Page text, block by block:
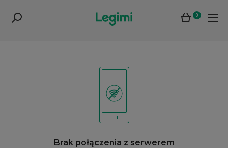
0
Brak połączenia z serwerem